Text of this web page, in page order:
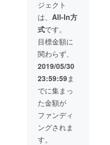
メール
にて描
いても
らいた
い絵の
イメー
ジや、
好きな
色を教
えてく
ださ
い。一
枚一枚
心を込
めて制
作しま
ジェクト
は、 All-In方
式です。
目標金額に
関わらず、
2019/05/30
23:59:59ま
でに集まっ
た金額が
ファンディ
ングされま
す。